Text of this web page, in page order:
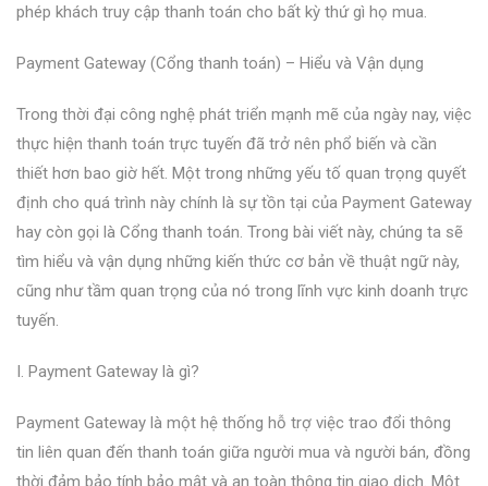
phép khách truy cập thanh toán cho bất kỳ thứ gì họ mua.
Payment Gateway (Cổng thanh toán) – Hiểu và Vận dụng
Trong thời đại công nghệ phát triển mạnh mẽ của ngày nay, việc
thực hiện thanh toán trực tuyến đã trở nên phổ biến và cần
thiết hơn bao giờ hết. Một trong những yếu tố quan trọng quyết
định cho quá trình này chính là sự tồn tại của Payment Gateway
hay còn gọi là Cổng thanh toán. Trong bài viết này, chúng ta sẽ
tìm hiểu và vận dụng những kiến thức cơ bản về thuật ngữ này,
cũng như tầm quan trọng của nó trong lĩnh vực kinh doanh trực
tuyến.
I. Payment Gateway là gì?
Payment Gateway là một hệ thống hỗ trợ việc trao đổi thông
tin liên quan đến thanh toán giữa người mua và người bán, đồng
thời đảm bảo tính bảo mật và an toàn thông tin giao dịch. Một